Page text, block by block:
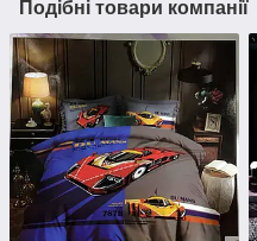
Подібні товари компанії